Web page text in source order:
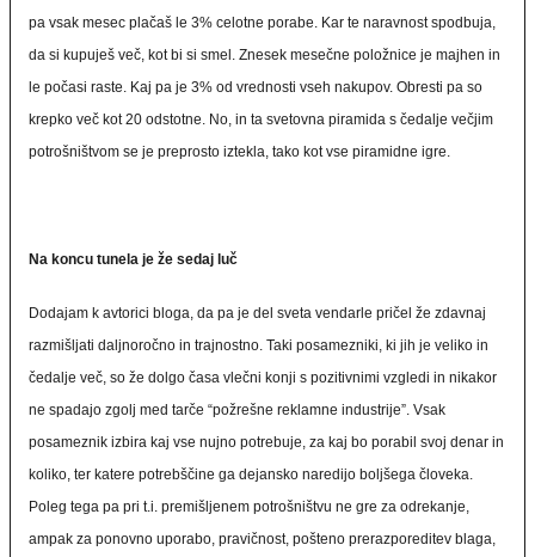
pa vsak mesec plačaš le 3% celotne porabe. Kar te naravnost spodbuja,
da si kupuješ več, kot bi si smel. Znesek mesečne položnice je majhen in
le počasi raste. Kaj pa je 3% od vrednosti vseh nakupov. Obresti pa so
krepko več kot 20 odstotne. No, in ta svetovna piramida s čedalje večjim
potrošništvom se je preprosto iztekla, tako kot vse piramidne igre.
Na koncu tunela je že sedaj luč
Dodajam k avtorici bloga, da pa je del sveta vendarle pričel že zdavnaj
razmišljati daljnoročno in trajnostno. Taki posamezniki, ki jih je veliko in
čedalje več, so že dolgo časa vlečni konji s pozitivnimi vzgledi in nikakor
ne spadajo zgolj med tarče “požrešne reklamne industrije”. Vsak
posameznik izbira kaj vse nujno potrebuje, za kaj bo porabil svoj denar in
koliko, ter katere potrebščine ga dejansko naredijo boljšega človeka.
Poleg tega pa pri t.i. premišljenem potrošništvu ne gre za odrekanje,
ampak za ponovno uporabo, pravičnost, pošteno prerazporeditev blaga,